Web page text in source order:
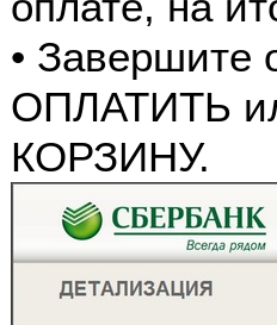
• Завершите
ОПЛАТИТЬ
КОРЗИНУ.